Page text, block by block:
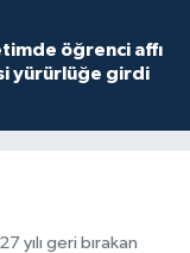
öğrenci affı
yürürlüğe girdi
yılı geri bırakan